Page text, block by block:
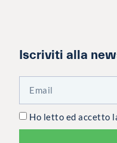
Iscriviti alla
Ho letto ed accetto